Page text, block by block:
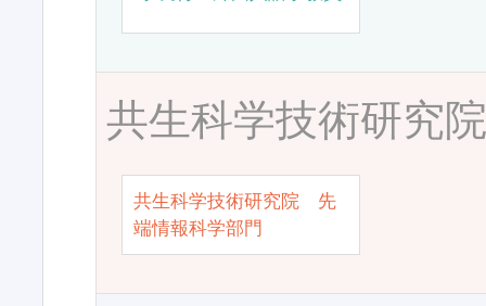
共生科学技術研究
共生科学技術研究院 先
端情報科学部門